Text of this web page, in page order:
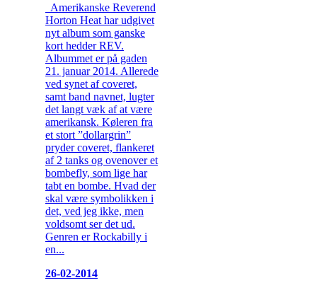
Amerikanske Reverend
Horton Heat har udgivet
nyt album som ganske
kort hedder REV.
Albummet er på gaden
21. januar 2014. Allerede
ved synet af coveret,
samt band navnet, lugter
det langt væk af at være
amerikansk. Køleren fra
et stort ”dollargrin”
pryder coveret, flankeret
af 2 tanks og ovenover et
bombefly, som lige har
tabt en bombe. Hvad der
skal være symbolikken i
det, ved jeg ikke, men
voldsomt ser det ud.
Genren er Rockabilly i
en...
26-02-2014